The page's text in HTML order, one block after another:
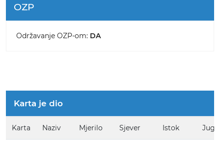
OZP
Održavanje OZP-om: DA
Karta je dio
Karta Naziv Mjerilo Sjever Istok Jug